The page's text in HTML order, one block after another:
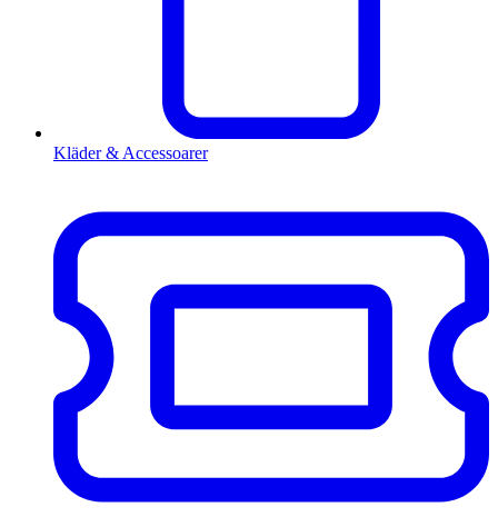
Kläder & Accessoarer